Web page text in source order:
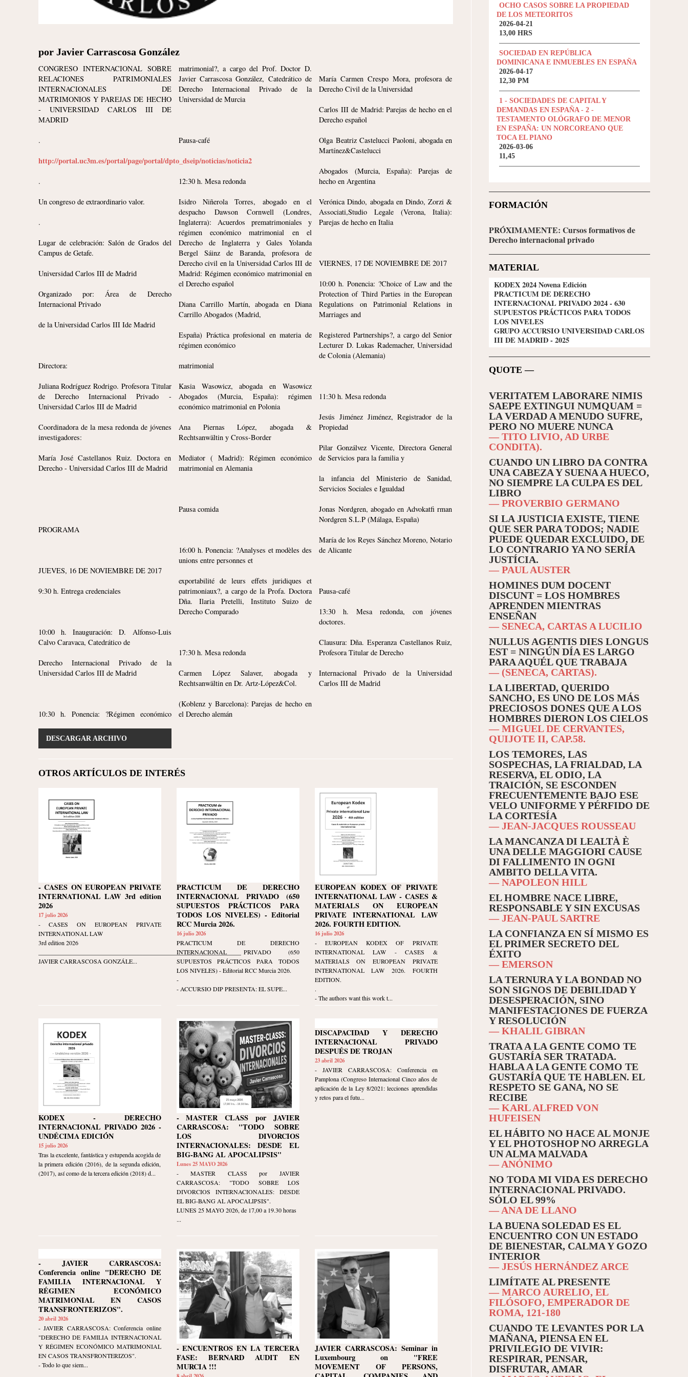
por Javier Carrascosa González
CONGRESO INTERNACIONAL SOBRE
RELACIONES PATRIMONIALES
INTERNACIONALES DE
MATRIMONIOS Y PAREJAS DE HECHO
- UNIVERSIDAD CARLOS III DE
MADRID
.
http://portal.uc3m.es/portal/page/portal/dpto_dseip/noticias/noticia2
.
Un congreso de extraordinario valor.
.
Lugar de celebración: Salón de Grados del
Campus de Getafe.
Universidad Carlos III de Madrid
Organizado por: Área de Derecho
Internacional Privado
de la Universidad Carlos III Ide Madrid
Directora:
Juliana Rodríguez Rodrigo. Profesora Titular
de Derecho Internacional Privado -
Universidad Carlos III de Madrid
Coordinadora de la mesa redonda de jóvenes
investigadores:
María José Castellanos Ruiz. Doctora en
Derecho - Universidad Carlos III de Madrid
PROGRAMA
JUEVES, 16 DE NOVIEMBRE DE 2017
9:30 h. Entrega credenciales
10:00 h. Inauguración: D. Alfonso-Luis
Calvo Caravaca, Catedrático de
Derecho Internacional Privado de la
Universidad Carlos III de Madrid
10:30 h. Ponencia: ?Régimen económico
matrimonial?, a cargo del Prof. Doctor D.
Javier Carrascosa González, Catedrático de
Derecho Internacional Privado de la
Universidad de Murcia
Pausa-café
12:30 h. Mesa redonda
Isidro Niñerola Torres, abogado en el
despacho Dawson Cornwell (Londres,
Inglaterra): Acuerdos prematrimoniales y
régimen económico matrimonial en el
Derecho de Inglaterra y Gales Yolanda
Bergel Sáinz de Baranda, profesora de
Derecho civil en la Universidad Carlos III de
Madrid: Régimen económico matrimonial en
el Derecho español
Diana Carrillo Martín, abogada en Diana
Carrillo Abogados (Madrid,
España) Práctica profesional en materia de
régimen económico
matrimonial
Kasia Wasowicz, abogada en Wasowicz
Abogados (Murcia, España): régimen
económico matrimonial en Polonia
Ana Piernas López, abogada &
Rechtsanwältin y Cross-Border
Mediator ( Madrid): Régimen económico
matrimonial en Alemania
Pausa comida
16:00 h. Ponencia: ?Analyses et modèles des
unions entre personnes et
exportabilité de leurs effets juridiques et
patrimoniaux?, a cargo de la Profa. Doctora
Dña. Ilaria Pretelli, Instituto Suizo de
Derecho Comparado
17:30 h. Mesa redonda
Carmen López Salaver, abogada y
Rechtsanwältin en Dr. Artz-López&Col.
(Koblenz y Barcelona): Parejas de hecho en
el Derecho alemán
María Carmen Crespo Mora, profesora de
Derecho Civil de la Universidad
Carlos III de Madrid: Parejas de hecho en el
Derecho español
Olga Beatriz Castelucci Paoloni, abogada en
Martínez&Castelucci
Abogados (Murcia, España): Parejas de
hecho en Argentina
Verónica Dindo, abogada en Dindo, Zorzi &
Associati,Studio Legale (Verona, Italia):
Parejas de hecho en Italia
VIERNES, 17 DE NOVIEMBRE DE 2017
10:00 h. Ponencia: ?Choice of Law and the
Protection of Third Parties in the European
Regulations on Patrimonial Relations in
Marriages and
Registered Partnerships?, a cargo del Senior
Lecturer D. Lukas Rademacher, Universidad
de Colonia (Alemania)
11:30 h. Mesa redonda
Jesús Jiménez Jiménez, Registrador de la
Propiedad
Pilar Gonzálvez Vicente, Directora General
de Servicios para la familia y
la infancia del Ministerio de Sanidad,
Servicios Sociales e Igualdad
Jonas Nordgren, abogado en Advokatfi rman
Nordgren S.L.P (Málaga, España)
María de los Reyes Sánchez Moreno, Notario
de Alicante
Pausa-café
13:30 h. Mesa redonda, con jóvenes
doctores.
Clausura: Dña. Esperanza Castellanos Ruiz,
Profesora Titular de Derecho
Internacional Privado de la Universidad
Carlos III de Madrid
DESCARGAR ARCHIVO
OTROS ARTÍCULOS DE INTERÉS
- CASES ON EUROPEAN PRIVATE
INTERNATIONAL LAW 3rd edition
2026
17 julio 2026
- CASES ON EUROPEAN PRIVATE
INTERNATIONAL LAW
3rd edition 2026
__________________________________________________________________
JAVIER CARRASCOSA GONZÁLE...
PRACTICUM DE DERECHO
INTERNACIONAL PRIVADO (650
SUPUESTOS PRÁCTICOS PARA
TODOS LOS NIVELES) - Editorial
RCC Murcia 2026.
16 julio 2026
PRACTICUM DE DERECHO
INTERNACIONAL PRIVADO (650
SUPUESTOS PRÁCTICOS PARA TODOS
LOS NIVELES) - Editorial RCC Murcia 2026.
-
- ACCURSIO DIP PRESENTA: EL SUPE...
EUROPEAN KODEX OF PRIVATE
INTERNATIONAL LAW - CASES &
MATERIALS ON EUROPEAN
PRIVATE INTERNATIONAL LAW
2026. FOURTH EDITION.
16 julio 2026
- EUROPEAN KODEX OF PRIVATE
INTERNATIONAL LAW - CASES &
MATERIALS ON EUROPEAN PRIVATE
INTERNATIONAL LAW 2026. FOURTH
EDITION.
.
- The authors want this work t...
KODEX - DERECHO
INTERNACIONAL PRIVADO 2026 -
UNDÉCIMA EDICIÓN
15 julio 2026
Tras la excelente, fantástica y estupenda acogida de
la primera edición (2016), de la segunda edición,
(2017), así como de la tercera edición (2018) d...
- MASTER CLASS por JAVIER
CARRASCOSA: "TODO SOBRE
LOS DIVORCIOS
INTERNACIONALES: DESDE EL
BIG-BANG AL APOCALIPSIS"
Lunes 25 MAYO 2026
- MASTER CLASS por JAVIER
CARRASCOSA: "TODO SOBRE LOS
DIVORCIOS INTERNACIONALES: DESDE
EL BIG-BANG AL APOCALIPSIS".
LUNES 25 MAYO 2026, de 17,00 a 19.30 horas
...
DISCAPACIDAD Y DERECHO
INTERNACIONAL PRIVADO
DESPUÉS DE TROJAN
23 abril 2026
- JAVIER CARRASCOSA: Conferencia en
Pamplona (Congreso Internacional Cinco años de
aplicación de la Ley 8/2021: lecciones aprendidas
y retos para el futu...
- JAVIER CARRASCOSA:
Conferencia online "DERECHO DE
FAMILIA INTERNACIONAL Y
RÉGIMEN ECONÓMICO
MATRIMONIAL EN CASOS
TRANSFRONTERIZOS".
20 abril 2026
- JAVIER CARRASCOSA: Conferencia online
"DERECHO DE FAMILIA INTERNACIONAL
Y RÉGIMEN ECONÓMICO MATRIMONIAL
EN CASOS TRANSFRONTERIZOS".
- Todo lo que siem...
- ENCUENTROS EN LA TERCERA
FASE: BERNARD AUDIT EN
MURCIA !!!
JAVIER CARRASCOSA: Seminar in
Luxembourg on "FREE
MOVEMENT OF PERSONS,
OCHO CASOS SOBRE LA PROPIEDAD
DE LOS METEORITOS
2026-04-21
13,00 HRS
SOCIEDAD EN REPÚBLICA
DOMINICANA E INMUEBLES EN ESPAÑA
2026-04-17
12,30 PM
1 - SOCIEDADES DE CAPITAL Y
DEMANDAS EN ESPAÑA - 2 -
TESTAMENTO OLÓGRAFO DE MENOR
EN ESPAÑA: UN NORCOREANO QUE
TOCA EL PIANO
2026-03-06
11,45
FORMACIÓN
PRÓXIMAMENTE: Cursos formativos de
Derecho internacional privado
MATERIAL
KODEX 2024 Novena Edición
PRACTICUM DE DERECHO
INTERNACIONAL PRIVADO 2024 - 630
SUPUESTOS PRÁCTICOS PARA TODOS
LOS NIVELES
GRUPO ACCURSIO UNIVERSIDAD CARLOS
III DE MADRID - 2025
QUOTE —
VERITATEM LABORARE NIMIS
SAEPE EXTINGUI NUMQUAM =
LA VERDAD A MENUDO SUFRE,
PERO NO MUERE NUNCA
— TITO LIVIO, AD URBE
CONDITA).
CUANDO UN LIBRO DA CONTRA
UNA CABEZA Y SUENA A HUECO,
NO SIEMPRE LA CULPA ES DEL
LIBRO
— PROVERBIO GERMANO
SI LA JUSTICIA EXISTE, TIENE
QUE SER PARA TODOS; NADIE
PUEDE QUEDAR EXCLUIDO, DE
LO CONTRARIO YA NO SERÍA
JUSTÍCIA.
— PAUL AUSTER
HOMINES DUM DOCENT
DISCUNT = LOS HOMBRES
APRENDEN MIENTRAS
ENSEÑAN
— SENECA, CARTAS A LUCILIO
NULLUS AGENTIS DIES LONGUS
EST = NINGÚN DÍA ES LARGO
PARA AQUÉL QUE TRABAJA
— (SENECA, CARTAS).
LA LIBERTAD, QUERIDO
SANCHO, ES UNO DE LOS MÁS
PRECIOSOS DONES QUE A LOS
HOMBRES DIERON LOS CIELOS
— MIGUEL DE CERVANTES,
QUIJOTE II, CAP.58.
LOS TEMORES, LAS
SOSPECHAS, LA FRIALDAD, LA
RESERVA, EL ODIO, LA
TRAICIÓN, SE ESCONDEN
FRECUENTEMENTE BAJO ESE
VELO UNIFORME Y PÉRFIDO DE
LA CORTESÍA
— JEAN-JACQUES ROUSSEAU
LA MANCANZA DI LEALTÀ È
UNA DELLE MAGGIORI CAUSE
DI FALLIMENTO IN OGNI
AMBITO DELLA VITA.
— NAPOLEON HILL
EL HOMBRE NACE LIBRE,
RESPONSABLE Y SIN EXCUSAS
— JEAN-PAUL SARTRE
LA CONFIANZA EN SÍ MISMO ES
EL PRIMER SECRETO DEL
ÉXITO
— EMERSON
LA TERNURA Y LA BONDAD NO
SON SIGNOS DE DEBILIDAD Y
DESESPERACIÓN, SINO
MANIFESTACIONES DE FUERZA
Y RESOLUCIÓN
— KHALIL GIBRAN
TRATA A LA GENTE COMO TE
GUSTARÍA SER TRATADA.
HABLA A LA GENTE COMO TE
GUSTARÍA QUE TE HABLEN. EL
RESPETO SE GANA, NO SE
RECIBE
— KARL ALFRED VON
HUFEISEN
EL HÁBITO NO HACE AL MONJE
Y EL PHOTOSHOP NO ARREGLA
UN ALMA MALVADA
— ANÓNIMO
NO TODA MI VIDA ES DERECHO
INTERNACIONAL PRIVADO.
SÓLO EL 99%
— ANA DE LLANO
LA BUENA SOLEDAD ES EL
ENCUENTRO CON UN ESTADO
DE BIENESTAR, CALMA Y GOZO
INTERIOR
— JESÚS HERNÁNDEZ ARCE
LIMÍTATE AL PRESENTE
— MARCO AURELIO, EL
FILÓSOFO, EMPERADOR DE
ROMA, 121-180
CUANDO TE LEVANTES POR LA
MAÑANA, PIENSA EN EL
PRIVILEGIO DE VIVIR:
RESPIRAR, PENSAR,
DISFRUTAR, AMAR